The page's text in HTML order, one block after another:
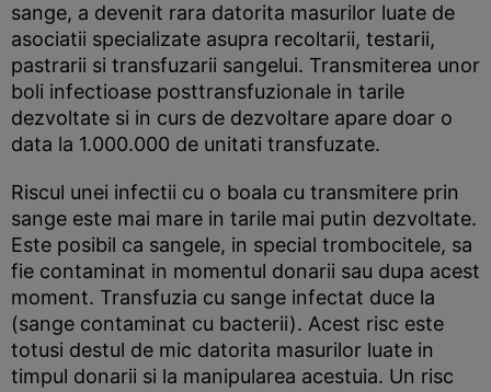
sange, a devenit rara datorita masurilor luate de
asociatii specializate asupra recoltarii, testarii,
pastrarii si transfuzarii sangelui. Transmiterea unor
boli infectioase posttransfuzionale in tarile
dezvoltate si in curs de dezvoltare apare doar o
data la 1.000.000 de unitati transfuzate.
Riscul unei infectii cu o boala cu transmitere prin
sange este mai mare in tarile mai putin dezvoltate.
Este posibil ca sangele, in special trombocitele, sa
fie contaminat in momentul donarii sau dupa acest
moment. Transfuzia cu sange infectat duce la
(sange contaminat cu bacterii). Acest risc este
totusi destul de mic datorita masurilor luate in
timpul donarii si la manipularea acestuia. Un risc